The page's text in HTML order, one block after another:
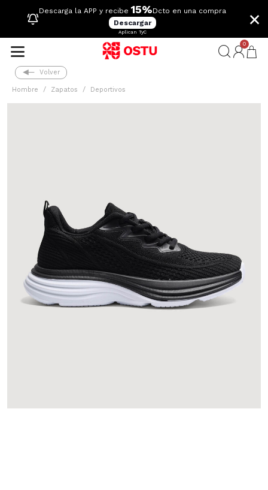
Descarga la APP y recibe 15%Dcto en una compra
Descargar
Aplican TyC
×
0
Volver
Hombre Zapatos Deportivos